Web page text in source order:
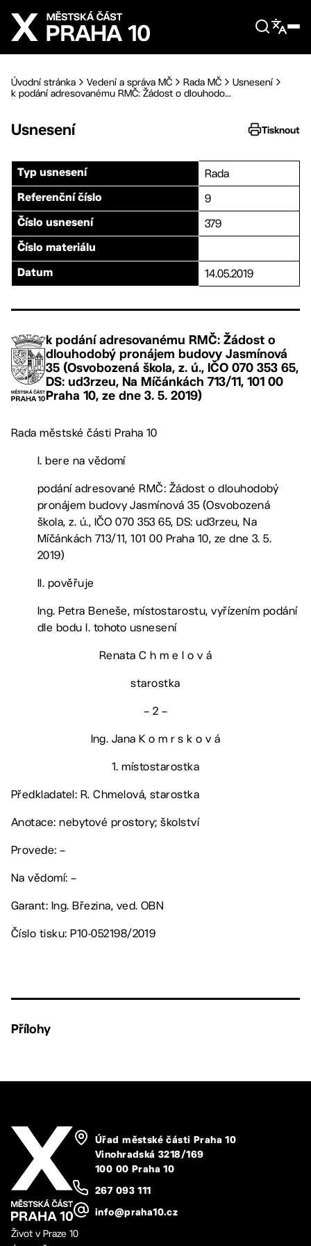
Přejít na hlavní obsah
Úvodní stránka Vedení a správa MČ Rada MČ
Usnesení
k podání adresovanému RMČ: Žádost o dlouhodo...
Usnesení Tisknout
Typ usnesení Rada
Referenční číslo 9
Číslo usnesení 379
Číslo materiálu
Datum 14.05.2019
k podání adresovanému RMČ: Žádost o
dlouhodobý pronájem budovy Jasmínová
35 (Osvobozená škola, z. ú., IČO 070 353 65,
DS: ud3rzeu, Na Míčánkách 713/11, 101 00
Praha 10, ze dne 3. 5. 2019)
Rada městské části Praha 10
I. bere na vědomí
podání adresované RMČ: Žádost o dlouhodobý
pronájem budovy Jasmínová 35 (Osvobozená
škola, z. ú., IČO 070 353 65, DS: ud3rzeu, Na
Míčánkách 713/11, 101 00 Praha 10, ze dne 3. 5.
2019)
II. pověřuje
Ing. Petra Beneše, místostarostu, vyřízením podání
dle bodu I. tohoto usnesení
Renata C h m e l o v á
starostka
– 2 –
Ing. Jana K o m r s k o v á
1. místostarostka
Předkladatel: R. Chmelová, starostka
Anotace: nebytové prostory; školství
Provede: –
Na vědomí: –
Garant: Ing. Březina, ved. OBN
Číslo tisku: P10-052198/2019
Přílohy
Úřad městské části Praha 10
Vinohradská 3218/169
100 00 Praha 10
267 093 111
info@praha10.cz
Život v Praze 10